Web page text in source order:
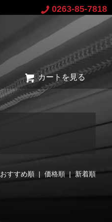
0263-85-7818
カートを見る
おすすめ順| 価格順 |新着順